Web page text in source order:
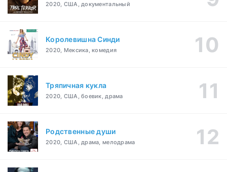
2020, США, документальный
Королевишна Синди
2020, Мексика, комедия
Тряпичная кукла
2020, США, боевик, драма
Родственные души
2020, США, драма, мелодрама